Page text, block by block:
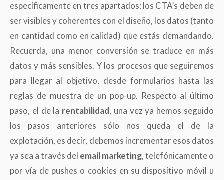
específicamente en tres apartados: los CTA’s deben de
ser visibles y coherentes con el diseño, los datos (tanto
en cantidad como en calidad) que estás demandando.
Recuerda, una menor conversión se traduce en más
datos y más sensibles. Y los procesos que seguiremos
para llegar al objetivo, desde formularios hasta las
reglas de muestra de un pop-up. Respecto al último
paso, el de la rentabilidad, una vez ya hemos seguido
los pasos anteriores sólo nos queda el de la
explotación, es decir, debemos incrementar esos datos
ya sea a través del email marketing, telefónicamente o
por vía de pushes o cookies en su dispositivo móvil u